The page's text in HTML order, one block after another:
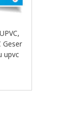
,
Geser
upvc